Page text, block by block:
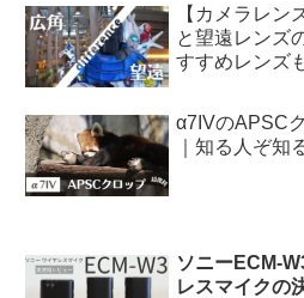
【カメラレン
と望遠レンズ
すすめレンズ
α7IVのAPSC
｜知る人ぞ知
ソニーECM-
レスマイクの